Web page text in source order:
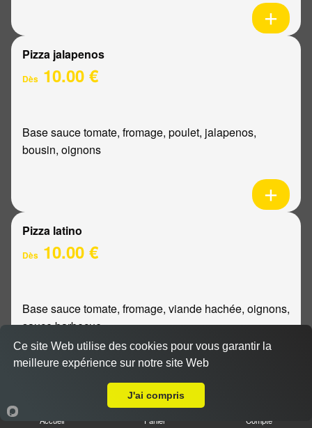
Pizza jalapenos
Dès 10.00 €
Base sauce tomate, fromage, poulet, jalapenos,
bousin, oignons
Pizza latino
Dès 10.00 €
Base sauce tomate, fromage, viande hachée, oignons,
sauce barbecue
Accueil Panier Compte
Ce site Web utilise des cookies pour vous garantir la
meilleure expérience sur notre site Web
J'ai compris